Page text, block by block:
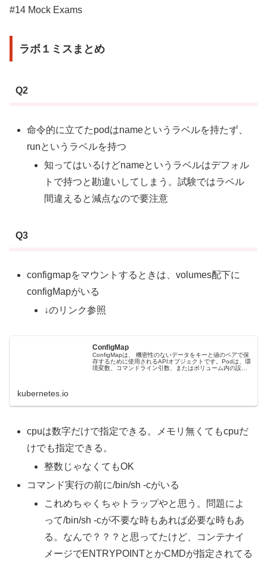
#14 Mock Exams
ラボ１ミスまとめ
Q2
命令的に立てたpodはnameというラベルを持たず、
runというラベルを持つ
知ってはいるけどnameというラベルはデフォル
トで持つと勘違いしてしまう。試験ではラベル
間違えると減点なので要注意
Q3
configmapをマウントするときは、volumes配下に
configMapがいる
↓のリンク参照
ConfigMap
ConfigMapは、 機密性のないデータをキーと値のペアで保
存するために使用されるAPIオブジェクトです。Podは、環
境変数、コマンドライン引数、またはボリューム内の設定
kubernetes.io
cpuは数字だけで指定できる。メモリ無くてもcpuだ
けでも指定できる。
整数じゃなくてもOK
コマンド実行の前に/bin/sh -cがいる
これめちゃくちゃトラップやと思う。問題によ
って/bin/sh -cが不要な時もあれば必要な時もあ
る。なんで？？？と思ってたけど、コンテナイ
メージでENTRYPOINTとかCMDが指定されてる